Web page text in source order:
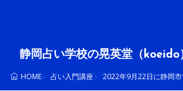
静岡占い学校の晃英堂（koeido
HOME 占い入門講座 2022年9月22日に静岡